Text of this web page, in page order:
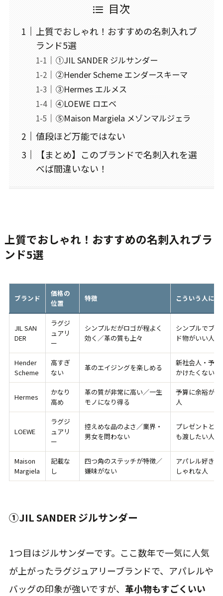
目次
上質でおしゃれ！おすすめの名刺入れブ
ランド5選
①JIL SANDER ジルサンダー
②Hender Scheme エンダースキーマ
③Hermes エルメス
④LOEWE ロエベ
⑤Maison Margiela メゾンマルジェラ
値段ほど万能ではない
【まとめ】このブランドで名刺入れを選
べば間違いない！
上質でおしゃれ！おすすめの名刺入れブラ
ンド5選
ブランド
価格の
位置
特徴 こういう人に
JIL SAN
DER
ラグジ
ュアリ
ー
シンプルだがロゴが程よく
効く／革の質も上々
シンプルでブラ
ド物がいい人
Hender
Scheme
高すぎ
ない
革のエイジングを楽しめる
新社会人・予算
かけたくない人
Hermes
かなり
高め
革の質が非常に高い／一生
モノになり得る
予算に余裕があ
人
LOEWE
ラグジ
ュアリ
ー
控えめな品のよさ／業界・
男女を問わない
プレゼントとし
も渡したい人
Maison
Margiela
記載な
し
四つ角のステッチが特徴／
嫌味がない
アパレル好き・
しゃれな人
①JIL SANDER ジルサンダー
1つ目はジルサンダーです。ここ数年で一気に人気
が上がったラグジュアリーブランドで、アパレルや
バッグの印象が強いですが、 革小物もすごくいい